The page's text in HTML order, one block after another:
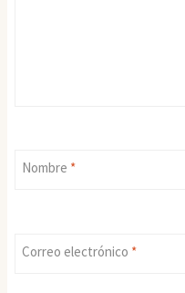
Nombre *
Correo electrónico *